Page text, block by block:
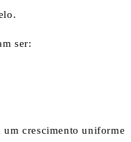
ser:
crescimento uniforme